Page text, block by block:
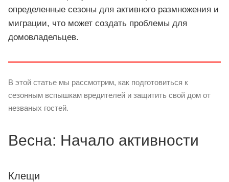
определенные сезоны для активного размножения и
миграции, что может создать проблемы для
домовладельцев.
В этой статье мы рассмотрим, как подготовиться к
сезонным вспышкам вредителей и защитить свой дом от
незваных гостей.
Весна: Начало активности
Клещи